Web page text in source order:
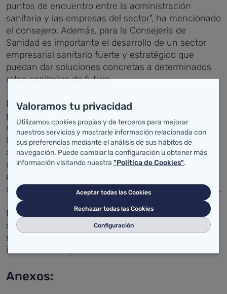
puntos de encuentro entre la administración
sanitaria y las empresas del sector", ha mencionado
el consejero. Además, para la Consejería de
Sanidad es importante el desarrollo de un sector
empresarial sanitario fuerte y estratégico que
puedan dar soluciones concretas a determinados
retos sanitarios de futuro.
Durante la reunión, ambos han repasado las
principales líneas de actuación a abordar y la
relación actual entre la administración sanitaria y
las empresas relacionadas directamente con el
ámbito sanitario. Además, desde la patronal han
conminado al Gobierno de Cantabria a contar con
ellos y el resto de sectores sociales en la toma de
decisiones que afecten a la ciudadanía de la región.
Este encuentro forma parte de la ronda de
contactos que el consejero de Sanidad está
manteniendo con todos representantes
institucionales y sociales.
Anexos:
Valoramos tu privacidad
Utilizamos cookies propias y de terceros para mejorar
nuestros servicios y mostrarle información relacionada con
sus preferencias mediante el análisis de sus hábitos de
navegación. Puede cambiar la configuración u obtener más
información visitando nuestra "Política de Cookies".
Aceptar todas las Cookies
Rechazar todas las Cookies
Configuración